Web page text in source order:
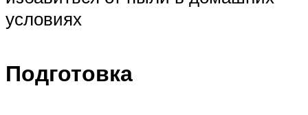
условиях
Подготовка